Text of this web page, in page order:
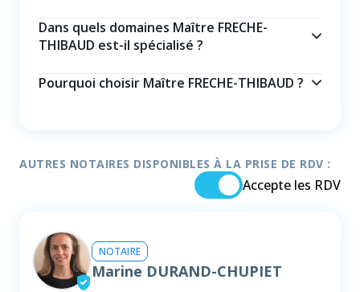
Dans quels domaines Maître FRECHE-
THIBAUD est-il spécialisé ?
Pourquoi choisir Maître FRECHE-THIBAUD ?
AUTRES NOTAIRES DISPONIBLES À LA PRISE DE RDV :
Accepte les RDV
NOTAIRE
Marine DURAND-CHUPIET